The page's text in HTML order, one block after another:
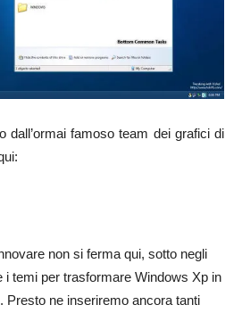
dall’ormai famoso team dei grafici di
non si ferma qui, sotto negli
i temi per trasformare Windows Xp in
Presto ne inseriremo ancora tanti